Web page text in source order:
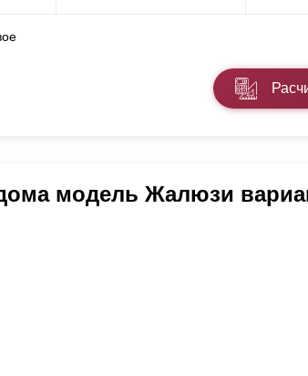
модель Жалюзи